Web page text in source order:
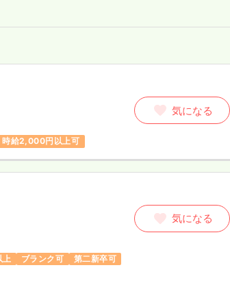
時給2,000円以上可
気になる
ブランク可
第二新卒可
気になる